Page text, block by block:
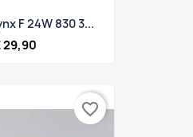
F 24W 830 3...
29,90
favorite_border